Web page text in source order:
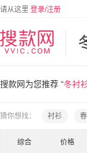
请从这里 登录/注册
搜款网为您推荐 “冬衬
猜你想找： 衬衫
综合 价格